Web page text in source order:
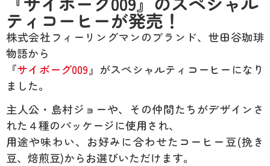
ティコーヒーが発売！
株式会社フィーリングマンのブランド、世田谷珈琲
物語から
『サイボーグ009 』がスペシャルティコーヒーになり
ました。
主人公・島村ジョーや、その仲間たちがデザインさ
れた４種のパッケージに使用され、
用途や味わい、お好みに合わせたコーヒー豆(挽き
豆、焙煎豆)からお選びいただけます。